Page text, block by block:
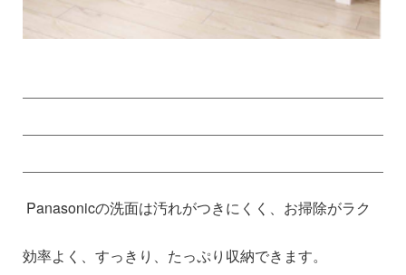
Panasonicの洗面は汚れがつきにくく、お掃除がラク
効率よく、すっきり、たっぷり収納できます。